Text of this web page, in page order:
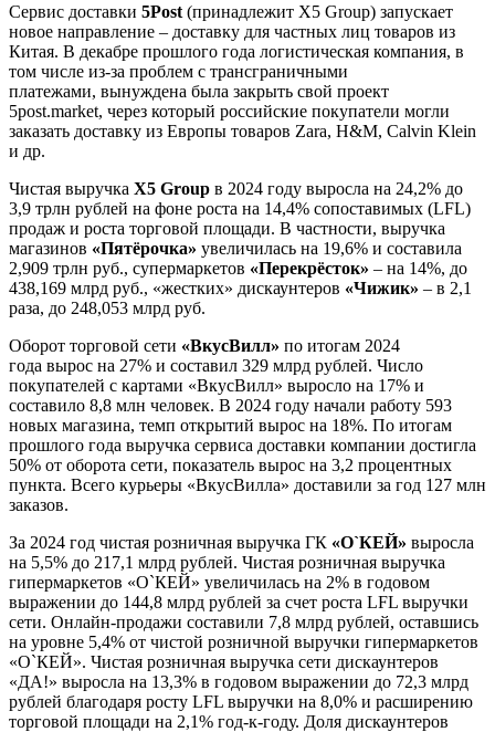
Сервис доставки 5Post (принадлежит X5 Group) запускает
новое направление – доставку для частных лиц товаров из
Китая. В декабре прошлого года логистическая компания, в
том числе из-за проблем с трансграничными
платежами, вынуждена была закрыть свой проект
5post.market, через который российские покупатели могли
заказать доставку из Европы товаров Zara, H&M, Calvin Klein
и др.
Чистая выручка Х5 Group в 2024 году выросла на 24,2% до
3,9 трлн рублей на фоне роста на 14,4% сопоставимых (LFL)
продаж и роста торговой площади. В частности, выручка
магазинов «Пятёрочка» увеличилась на 19,6% и составила
2,909 трлн руб., супермаркетов «Перекрёсток» – на 14%, до
438,169 млрд руб., «жестких» дискаунтеров «Чижик» – в 2,1
раза, до 248,053 млрд руб.
Оборот торговой сети «ВкусВилл» по итогам 2024
года вырос на 27% и составил 329 млрд рублей. Число
покупателей с картами «ВкусВилл» выросло на 17% и
составило 8,8 млн человек. В 2024 году начали работу 593
новых магазина, темп открытий вырос на 18%. По итогам
прошлого года выручка сервиса доставки компании достигла
50% от оборота сети, показатель вырос на 3,2 процентных
пункта. Всего курьеры «ВкусВилла» доставили за год 127 млн
заказов.
За 2024 год чистая розничная выручка ГК «О`КЕЙ» выросла
на 5,5% до 217,1 млрд рублей. Чистая розничная выручка
гипермаркетов «О`КЕЙ» увеличилась на 2% в годовом
выражении до 144,8 млрд рублей за счет роста LFL выручки
сети. Онлайн-продажи составили 7,8 млрд рублей, оставшись
на уровне 5,4% от чистой розничной выручки гипермаркетов
«О`КЕЙ». Чистая розничная выручка сети дискаунтеров
«ДА!» выросла на 13,3% в годовом выражении до 72,3 млрд
рублей благодаря росту LFL выручки на 8,0% и расширению
торговой площади на 2,1% год-к-году. Доля дискаунтеров